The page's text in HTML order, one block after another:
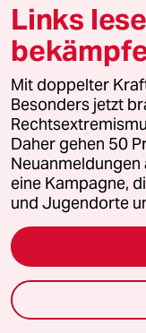
Martin
21.08.2025
"Es gibt
pro
in der
(ohne
171
Cort-
In
Links
Mit doppelter
Besonders jetzt
Daher gehen 50
Neuanmeldungen
eine Kampagne,
und Jugendorte